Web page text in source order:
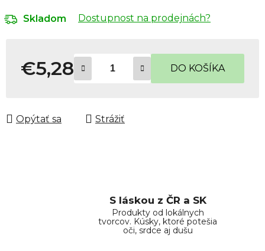
Skladom Dostupnost na prodejnách?
€5,28 DO KOŠÍKA
Opýtať sa Strážiť
S láskou z ČR a SK
Produkty od lokálnych
tvorcov. Kúsky, ktoré potešia
oči, srdce aj dušu